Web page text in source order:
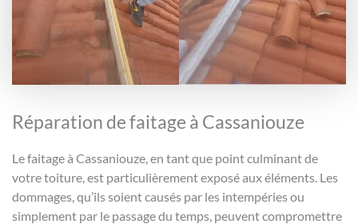
Réparation de faitage à Cassaniouze
Le faitage à Cassaniouze, en tant que point culminant de
votre toiture, est particulièrement exposé aux éléments. Les
dommages, qu’ils soient causés par les intempéries ou
simplement par le passage du temps, peuvent compromettre